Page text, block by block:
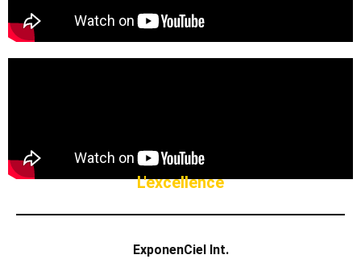
L'excellence
ExponenCiel Int.